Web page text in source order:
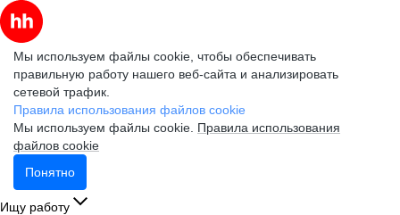
Мы используем файлы cookie, чтобы обеспечивать
правильную работу нашего веб-сайта и анализировать
сетевой трафик.
Правила использования файлов cookie
Мы используем файлы cookie. Правила использования
файлов cookie
Понятно
Ищу работу